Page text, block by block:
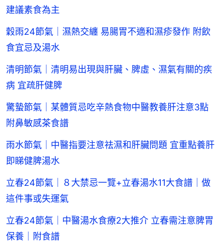
建議素食為主
穀雨24節氣｜濕熱交纏 易腸胃不適和濕疹發作 附飲
食宜忌及湯水
清明節氣｜清明易出現與肝臟、脾虛、濕氣有關的疾
病 宜疏肝健脾
驚蟄節氣｜某體質忌吃辛熱食物中醫教養肝注意3點
附鼻敏感茶食譜
雨水節氣｜中醫指要注意祛濕和肝臟問題 宜重點養肝
即睇健脾湯水
立春24節氣｜８大禁忌一覽+立春湯水11大食譜｜做
這件事或失運氣
立春24節氣｜中醫湯水食療2大推介 立春需注意脾胃
保養｜附食譜